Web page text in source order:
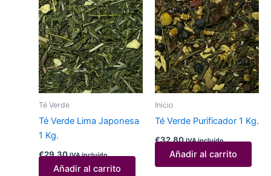
Té Verde
Té Verde Lima Japonesa
1 Kg.
€29,30 IVA incluído
Añadir al carrito
Inicio
Té Verde Purificador 1 Kg.
€32,80 IVA incluído
Añadir al carrito